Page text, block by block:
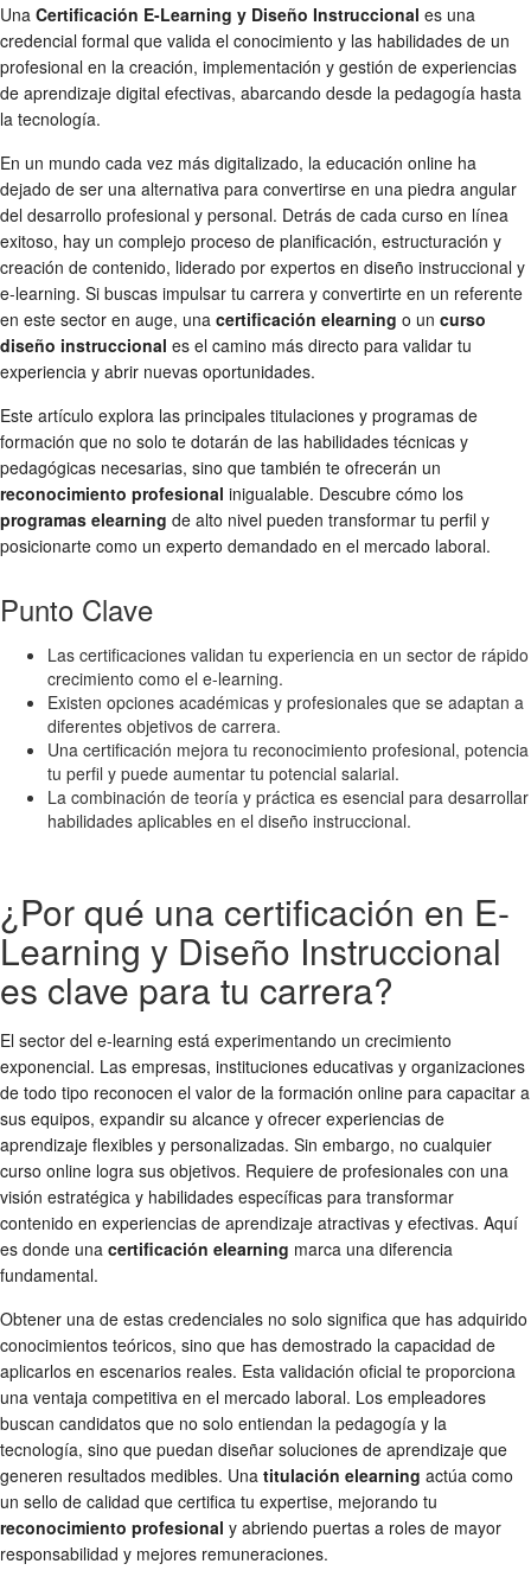
Una Certificación E-Learning y Diseño Instruccional es una
credencial formal que valida el conocimiento y las habilidades de un
profesional en la creación, implementación y gestión de experiencias
de aprendizaje digital efectivas, abarcando desde la pedagogía hasta
la tecnología.
En un mundo cada vez más digitalizado, la educación online ha
dejado de ser una alternativa para convertirse en una piedra angular
del desarrollo profesional y personal. Detrás de cada curso en línea
exitoso, hay un complejo proceso de planificación, estructuración y
creación de contenido, liderado por expertos en diseño instruccional y
e-learning. Si buscas impulsar tu carrera y convertirte en un referente
en este sector en auge, una certificación elearning o un curso
diseño instruccional es el camino más directo para validar tu
experiencia y abrir nuevas oportunidades.
Este artículo explora las principales titulaciones y programas de
formación que no solo te dotarán de las habilidades técnicas y
pedagógicas necesarias, sino que también te ofrecerán un
reconocimiento profesional inigualable. Descubre cómo los
programas elearning de alto nivel pueden transformar tu perfil y
posicionarte como un experto demandado en el mercado laboral.
Punto Clave
Las certificaciones validan tu experiencia en un sector de rápido
crecimiento como el e-learning.
Existen opciones académicas y profesionales que se adaptan a
diferentes objetivos de carrera.
Una certificación mejora tu reconocimiento profesional, potencia
tu perfil y puede aumentar tu potencial salarial.
La combinación de teoría y práctica es esencial para desarrollar
habilidades aplicables en el diseño instruccional.
¿Por qué una certificación en E-
Learning y Diseño Instruccional
es clave para tu carrera?
El sector del e-learning está experimentando un crecimiento
exponencial. Las empresas, instituciones educativas y organizaciones
de todo tipo reconocen el valor de la formación online para capacitar a
sus equipos, expandir su alcance y ofrecer experiencias de
aprendizaje flexibles y personalizadas. Sin embargo, no cualquier
curso online logra sus objetivos. Requiere de profesionales con una
visión estratégica y habilidades específicas para transformar
contenido en experiencias de aprendizaje atractivas y efectivas. Aquí
es donde una certificación elearning marca una diferencia
fundamental.
Obtener una de estas credenciales no solo significa que has adquirido
conocimientos teóricos, sino que has demostrado la capacidad de
aplicarlos en escenarios reales. Esta validación oficial te proporciona
una ventaja competitiva en el mercado laboral. Los empleadores
buscan candidatos que no solo entiendan la pedagogía y la
tecnología, sino que puedan diseñar soluciones de aprendizaje que
generen resultados medibles. Una titulación elearning actúa como
un sello de calidad que certifica tu expertise, mejorando tu
reconocimiento profesional y abriendo puertas a roles de mayor
responsabilidad y mejores remuneraciones.